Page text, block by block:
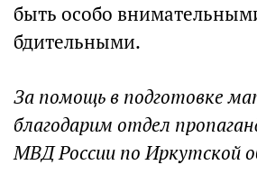
быть особо
бдительными.
За помощь в подготовке
благодарим отдел
МВД России по Иркутской